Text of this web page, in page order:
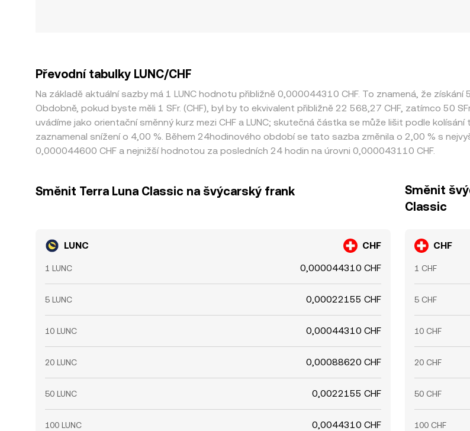
Převodní tabulky LUNC/CHF
Na základě aktuální sazby má 1 LUNC hodnotu přibližně 0,000044310 CHF. To znamená, že
Obdobně, pokud byste měli 1 SFr. (CHF), byl by to ekvivalent přibližně 22 568,27 CHF, zatímco 50
uvádíme jako orientační směnný kurz mezi CHF a LUNC; skutečná částka se může lišit podle
zaznamenal snížení o 4,00 %. Během 24hodinového období se tato sazba změnila o 2,00 % s
0,000044600 CHF a nejnižší hodnotou za posledních 24 hodin na úrovni 0,000043110 CHF.
Směnit Terra Luna Classic na švýcarský frank
LUNC CHF
1 LUNC 0,000044310 CHF
5 LUNC 0,00022155 CHF
10 LUNC 0,00044310 CHF
20 LUNC 0,00088620 CHF
50 LUNC 0,0022155 CHF
100 LUNC 0,0044310 CHF
Směnit
Classic
CHF
1 CHF
5 CHF
10 CHF
20 CHF
50 CHF
100 CHF